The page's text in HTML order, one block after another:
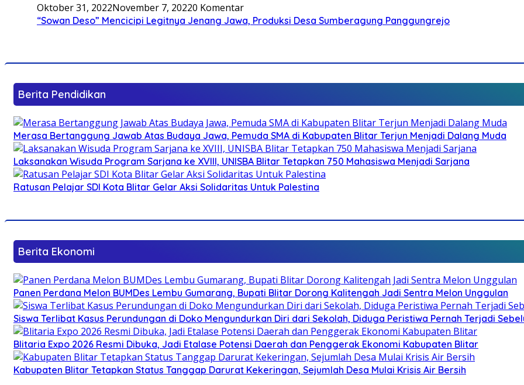
Oktober 31, 2022November 7, 20220 Komentar
“Sowan Deso” Mencicipi Legitnya Jenang Jawa, Produksi Desa Sumberagung Panggungrejo
Berita Pendidikan
Merasa Bertanggung Jawab Atas Budaya Jawa, Pemuda SMA di Kabupaten Blitar Terjun Menjadi Dalang Muda
Laksanakan Wisuda Program Sarjana ke XVIII, UNISBA Blitar Tetapkan 750 Mahasiswa Menjadi Sarjana
Ratusan Pelajar SDI Kota Blitar Gelar Aksi Solidaritas Untuk Palestina
Berita Ekonomi
Panen Perdana Melon BUMDes Lembu Gumarang, Bupati Blitar Dorong Kalitengah Jadi Sentra Melon Unggulan
Siswa Terlibat Kasus Perundungan di Doko Mengundurkan Diri dari Sekolah, Diduga Peristiwa Pernah Terjadi
Blitaria Expo 2026 Resmi Dibuka, Jadi Etalase Potensi Daerah dan Penggerak Ekonomi Kabupaten Blitar
Kabupaten Blitar Tetapkan Status Tanggap Darurat Kekeringan, Sejumlah Desa Mulai Krisis Air Bersih